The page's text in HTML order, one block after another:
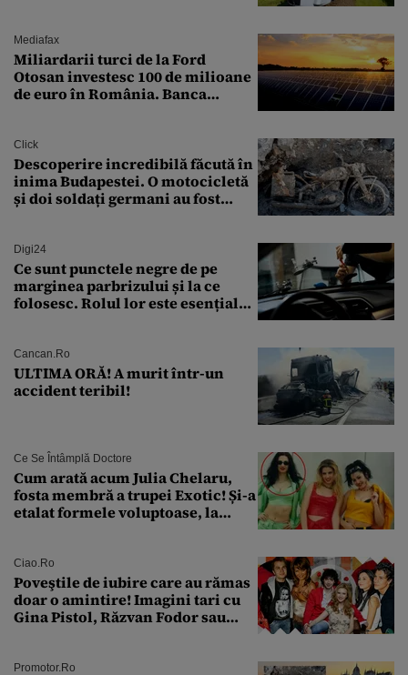
Mediafax
Miliardarii turci de la Ford
Otosan investesc 100 de milioane
de euro în România. Banca
Click
Descoperire incredibilă făcută în
inima Budapestei. O motocicletă
și doi soldați germani au fost
Digi24
Ce sunt punctele negre de pe
marginea parbrizului și la ce
folosesc. Rolul lor este esențial
Cancan.ro
ULTIMA ORĂ! A murit într-un
accident teribil!
Ce Se Întâmplă Doctore
Cum arată acum Julia Chelaru,
fosta membră a trupei Exotic! Și-a
etalat formele voluptoase, la
Ciao.ro
Poveştile de iubire care au rămas
doar o amintire! Imagini tari cu
Gina Pistol, Răzvan Fodor sau
Promotor.ro